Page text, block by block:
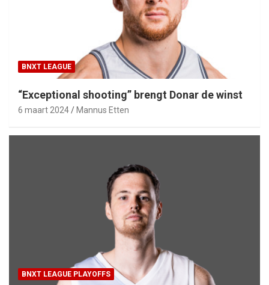
BNXT LEAGUE
“Exceptional shooting” brengt Donar de winst
6 maart 2024 Mannus Etten
BNXT LEAGUE PLAYOFFS